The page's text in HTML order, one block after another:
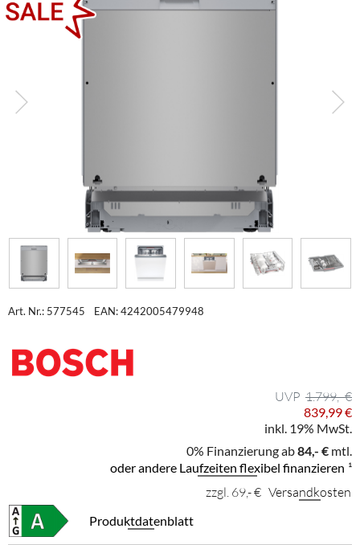
Art. Nr.: 577545 EAN: 4242005479948
1.799,- €
839,99 €
inkl. 19% MwSt.
0% Finanzierung ab84,- € mtl.
oder andere Laufzeiten flexibel finanzieren ¹
zzgl. 69,- € Versandkosten
Produktdatenblatt